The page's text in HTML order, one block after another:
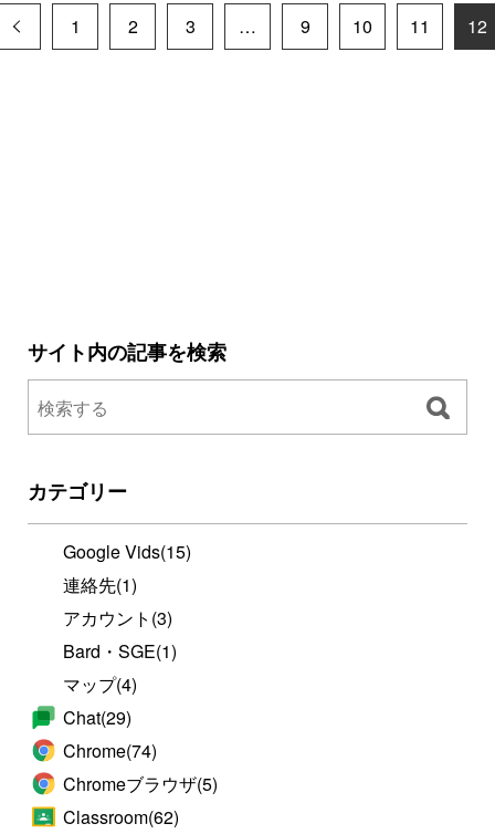
1 2 3 … 9 10 11 12
サイト内の記事を検索
カテゴリー
Google Vids(15)
連絡先(1)
アカウント (3)
Bard・SGE(1)
マップ(4)
Chat(29)
Chrome(74)
Chromeブラウザ(5)
Classroom(62)